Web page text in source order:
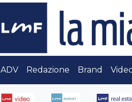
ADV Redazione Brand